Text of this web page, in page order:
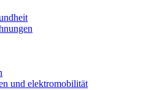
und elektromobilität